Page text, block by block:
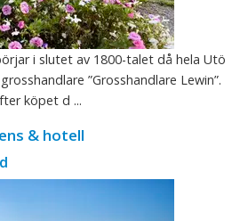
i slutet av 1800-talet då hela Utö
”Grosshandlare Lewin”.
köpet d ...
& hotell